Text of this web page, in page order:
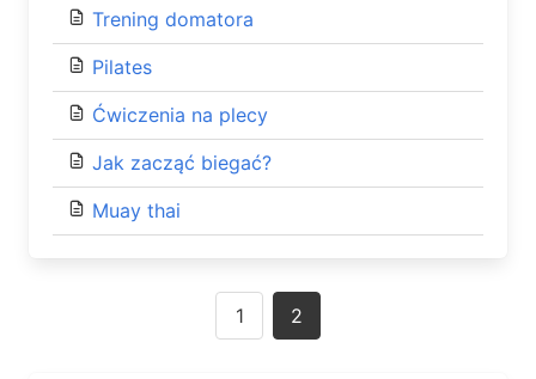
Trening domatora
Pilates
Ćwiczenia na plecy
Jak zacząć biegać?
Muay thai
1 2